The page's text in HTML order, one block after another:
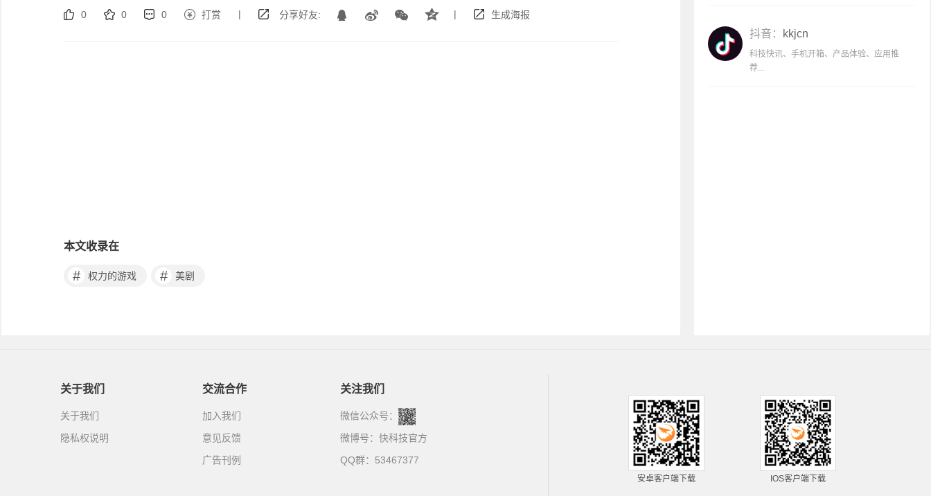
0 0 0 打赏 | 分享好友: | 生成海报
本文收录在
# 权力的游戏 # 美剧
抖音： kkjcn
科技快讯、手机开箱、产品体验、应用推
荐...
关于我们
关于我们
隐私权说明
交流合作
加入我们
意见反馈
广告刊例
关注我们
微信公众号：
微博号： 快科技官方
QQ群：53467377
安卓客户端下载 IOS客户端下载